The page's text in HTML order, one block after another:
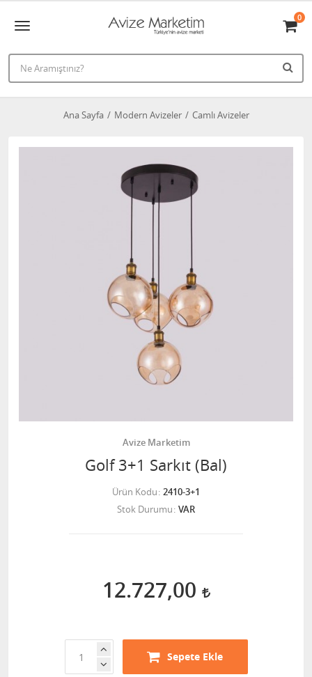
0
Ana Sayfa Modern Avizeler Camlı Avizeler
Avize Marketim
Golf 3+1 Sarkıt (Bal)
Ürün Kodu 2410-3+1
Stok Durumu VAR
12.727,00
Sepete Ekle